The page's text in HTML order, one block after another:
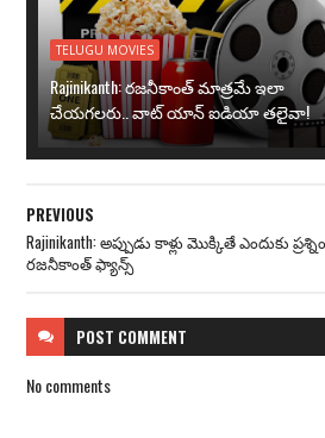
TELUGU MOVIES
Rajinikanth: రజనీకాంత్ మాత్రమే ఇలా
చేయగలరు.. వాట్ యాన్ ఐడియా తలైవా!
PREVIOUS
Rajinikanth: అప్పుడు కాళ్లు మొక్కితే ఎందుకు
రజనీకాంత్ ఫ్యాన్స్
POST COMMENT
No comments